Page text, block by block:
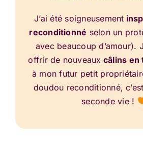
J’ai été soigneusement
reconditionné selon un
avec beaucoup d’amour).
offrir de nouveaux câlins en
à mon futur petit
doudou reconditionné,
seconde vie !